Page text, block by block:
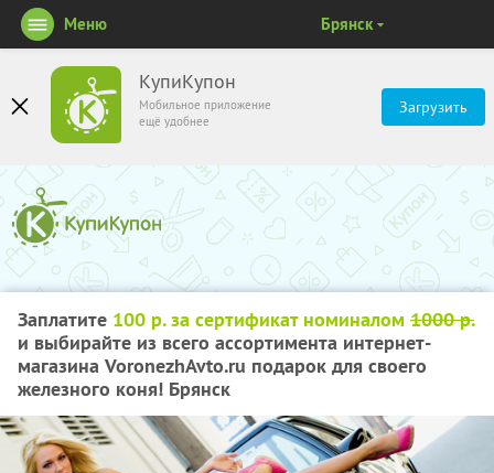
КупиКупон
Мобильное приложение
ещё удобнее
Загрузить
Меню Брянск
Заплатите 100 р. за сертификат номиналом 1000 р.
и выбирайте из всего ассортимента интернет-
магазина VoronezhAvto.ru подарок для своего
железного коня! Брянск